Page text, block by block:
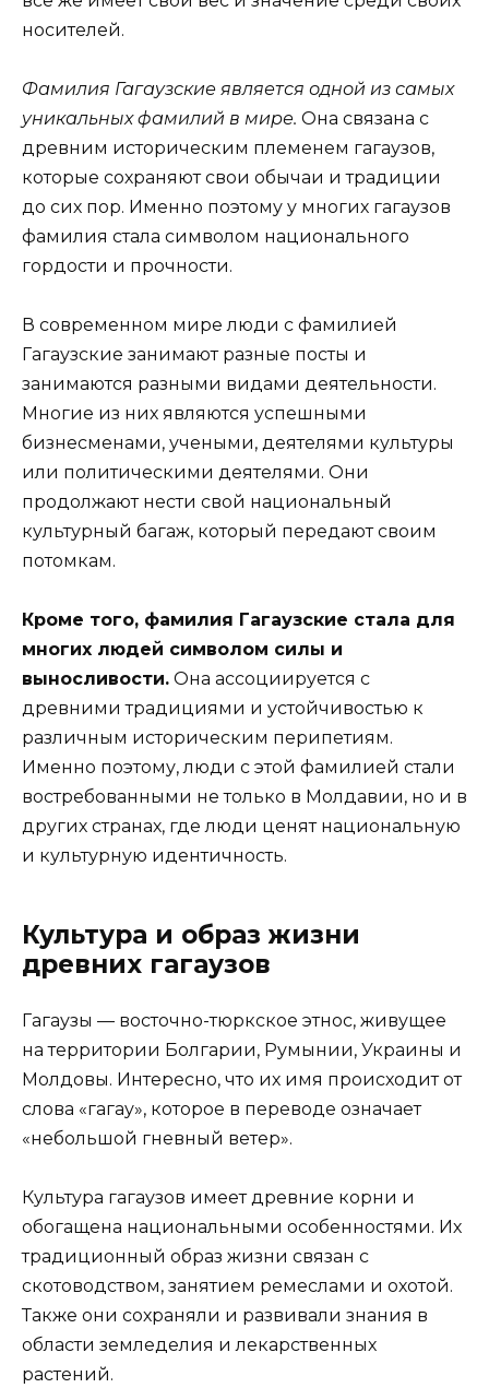
носителей.
Фамилия Гагаузские является одной из самых
уникальных фамилий в мире. Она связана с
древним историческим племенем гагаузов,
которые сохраняют свои обычаи и традиции
до сих пор. Именно поэтому у многих гагаузов
фамилия стала символом национального
гордости и прочности.
В современном мире люди с фамилией
Гагаузские занимают разные посты и
занимаются разными видами деятельности.
Многие из них являются успешными
бизнесменами, учеными, деятелями культуры
или политическими деятелями. Они
продолжают нести свой национальный
культурный багаж, который передают своим
потомкам.
Кроме того, фамилия Гагаузские стала для
многих людей символом силы и
выносливости. Она ассоциируется с
древними традициями и устойчивостью к
различным историческим перипетиям.
Именно поэтому, люди с этой фамилией стали
востребованными не только в Молдавии, но и в
других странах, где люди ценят национальную
и культурную идентичность.
Культура и образ жизни
древних гагаузов
Гагаузы — восточно-тюркское этнос, живущее
на территории Болгарии, Румынии, Украины и
Молдовы. Интересно, что их имя происходит от
слова «гагау», которое в переводе означает
«небольшой гневный ветер».
Культура гагаузов имеет древние корни и
обогащена национальными особенностями. Их
традиционный образ жизни связан с
скотоводством, занятием ремеслами и охотой.
Также они сохраняли и развивали знания в
области земледелия и лекарственных
растений.